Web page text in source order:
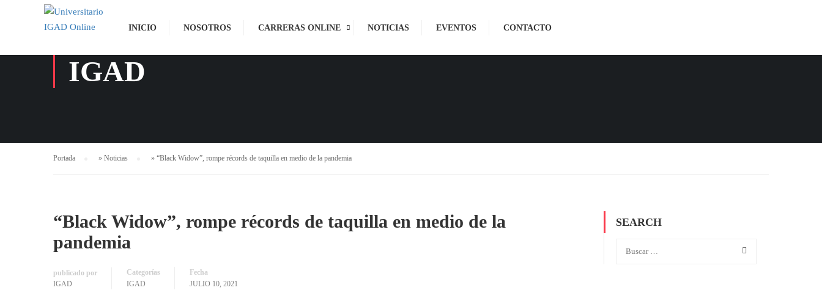
INICIO NOSOTROS CARRERAS ONLINE NOTICIAS EVENTOS CONTACTO
IGAD
Portada » Noticias » “Black Widow”, rompe récords de taquilla en medio de la pandemia
“Black Widow”, rompe récords de taquilla en medio de la
pandemia
publicado por
IGAD
Categorías
IGAD
Fecha
JULIO 10, 2021
SEARCH